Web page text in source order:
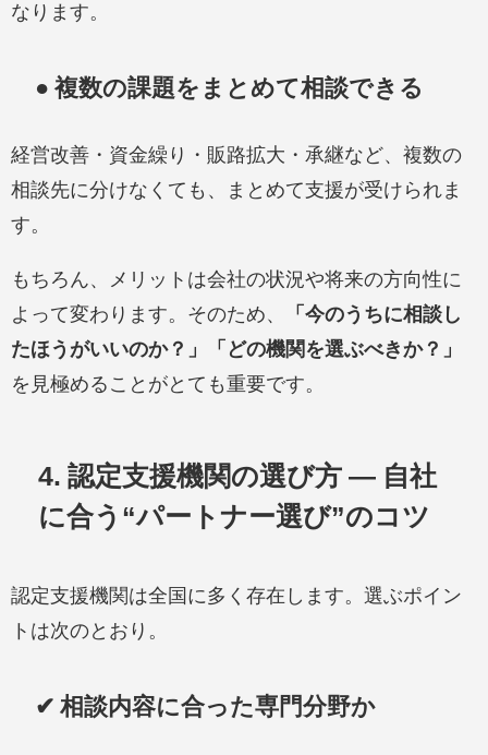
なります。
● 複数の課題をまとめて相談できる
経営改善・資金繰り・販路拡大・承継など、複数の
相談先に分けなくても、まとめて支援が受けられま
す。
もちろん、メリットは会社の状況や将来の方向性に
よって変わります。そのため、
「今のうちに相談し
たほうがいいのか？」
「どの機関を選ぶべきか？」
を見極めることがとても重要です。
4. 認定支援機関の選び方 — 自社
に合う“パートナー選び”のコツ
認定支援機関は全国に多く存在します。選ぶポイン
トは次のとおり。
✔ 相談内容に合った専門分野か